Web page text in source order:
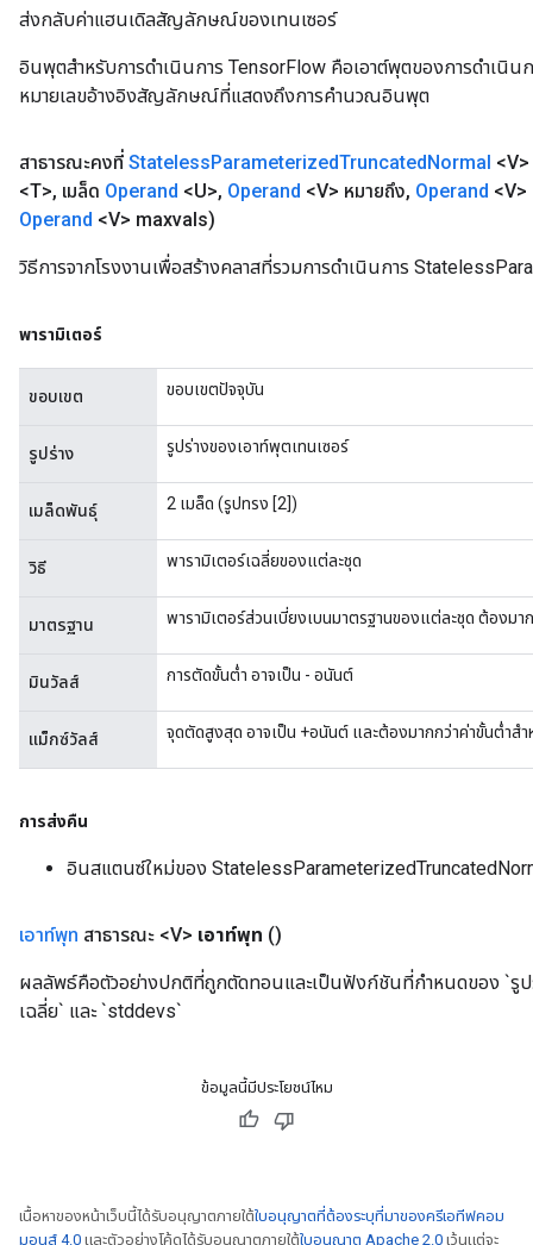
ส่งกลับค่าแฮนเดิลสัญลักษณ์ของเทนเซอร์
อินพุตสำหรับการดำเนินการ TensorFlow คือเอาต์พุตของการดำเนิน
หมายเลขอ้างอิงสัญลักษณ์ที่แสดงถึงการคำนวณอินพุต
สาธารณะคงที่ StatelessParameterizedTruncatedNormal <V>
<T>, เมล็ด Operand <U>, Operand <V> หมายถึง, Operand
Operand <V> maxvals)
วิธีการจากโรงงานเพื่อสร้างคลาสที่รวมการดำเนินการ
พารามิเตอร์
ขอบเขต ขอบเขตปัจจุบัน
รูปร่าง รูปร่างของเอาท์พุตเทนเซอร์
เมล็ดพันธุ์ 2 เมล็ด (รูปทรง [2])
วิธี พารามิเตอร์เฉลี่ยของแต่ละชุด
มาตรฐาน พารามิเตอร์ส่วนเบี่ยงเบนมาตรฐานของแต่ละชุด ต้องมา
มินวัลส์ การตัดขั้นต่ำ อาจเป็น - อนันต์
แม็กซ์วัลส์ จุดตัดสูงสุด อาจเป็น +อนันต์ และต้องมากกว่าค่าขั้นต่ำส
การส่งคืน
อินสแตนซ์ใหม่ของ
เอาท์พุท สาธารณะ <V> เอาท์พุท ()
ผลลัพธ์คือตัวอย่างปกติที่ถูกตัดทอนและเป็นฟังก์ชันที่กำหนดของ `รูป
เฉลี่ย` และ `stddevs`
ข้อมูลนี้มีประโยชน์ไหม
เนื้อหาของหน้าเว็บนี้ได้รับอนุญาตภายใต้ใบอนุญาตที่ต้องระบุที่มาของครีเอทีฟคอม
มอนส์ 4.0 และตัวอย่างโค้ดได้รับอนุญาตภายใต้ใบอนุญาต Apache 2.0 เว้นแต่จะ